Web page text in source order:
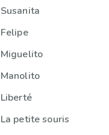
Susanita
Felipe
Miguelito
Manolito
Liberté
La petite souris